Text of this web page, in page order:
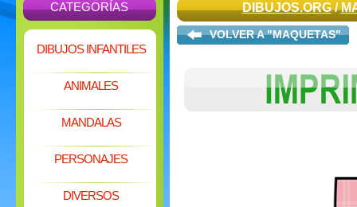
CATEGORÍAS
DIBUJOS INFANTILES
ANIMALES
MANDALAS
PERSONAJES
DIVERSOS
DIBUJOS.ORG/
VOLVER A "MAQUETAS"